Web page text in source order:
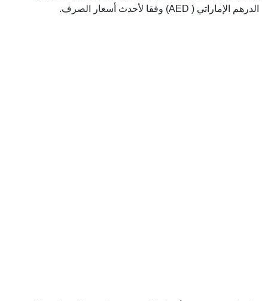
الدرهم الإماراتي ( AED) وفقا لأحدث أسعار الصرف.